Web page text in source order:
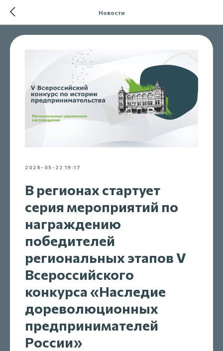
Новости
2026-05-22 19:17
В регионах стартует
серия мероприятий по
награждению
победителей
региональных этапов V
Всероссийского
конкурса «Наследие
дореволюционных
предпринимателей
России»